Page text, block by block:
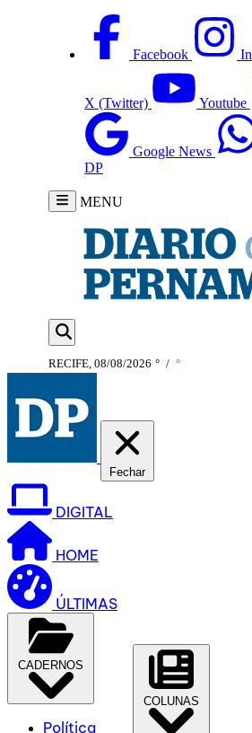
Facebook
X (Twitter) Youtube
Google News
DP
MENU
RECIFE, 08/08/2026 ° / °
Fechar
DIGITAL
HOME
ÚLTIMAS
CADERNOS
Política
COLUNAS